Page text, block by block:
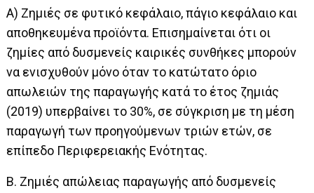
Α) Ζημιές σε φυτικό κεφάλαιο, πάγιο κεφάλαιο και
αποθηκευμένα προϊόντα. Επισημαίνεται ότι οι
ζημίες από δυσμενείς καιρικές συνθήκες μπορούν
να ενισχυθούν μόνο όταν το κατώτατο όριο
απωλειών της παραγωγής κατά το έτος ζημιάς
(2019) υπερβαίνει το 30%, σε σύγκριση με τη μέση
παραγωγή των προηγούμενων τριών ετών, σε
επίπεδο Περιφερειακής Ενότητας.
Β. Ζημιές απώλειας παραγωγής από δυσμενείς